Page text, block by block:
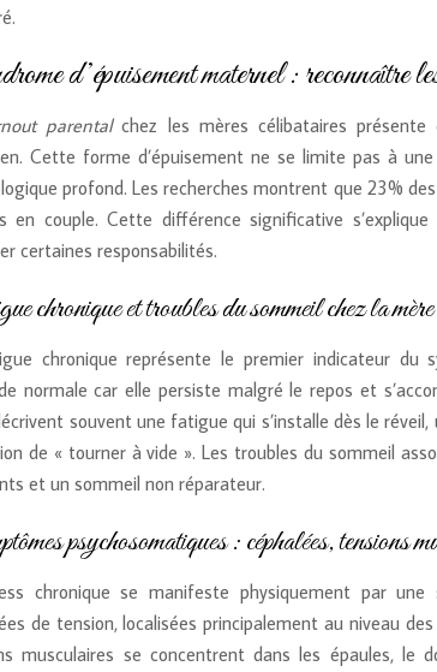
d’épuisement maternel : reconnaître
parentalchez les mères célibataires présente
Cette forme d’épuisement ne se limite pas à
profond. Les recherches montrent que 23%
en couple. Cette différence significative
certaines responsabilités.
chronique et troubles du sommeil chez la
chronique représente le premier indicateur du
normale car elle persiste malgré le repos et
souvent une fatigue qui s’installe dès le
de « tourner à vide ». Les troubles du sommeil
et un sommeil non réparateur.
psychosomatiques : céphalées, tensions
chronique se manifeste physiquement par une
de tension, localisées principalement au niveau
musculaires se concentrent dans les épaules, le